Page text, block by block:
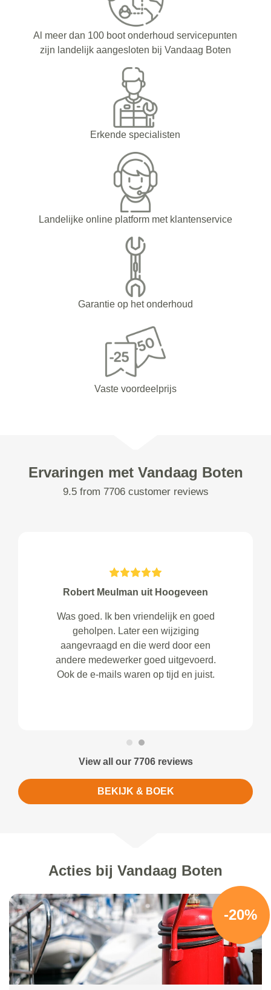
Al meer dan 100 boot onderhoud servicepunten
zijn landelijk aangesloten bij Vandaag Boten
Erkende specialisten
Landelijke online platform met klantenservice
Garantie op het onderhoud
Vaste voordeelprijs
Ervaringen met Vandaag Boten
9.5 from 7706 customer reviews
Robert Meulman uit Hoogeveen
Was goed. Ik ben vriendelijk en goed
geholpen. Later een wijziging
aangevraagd en die werd door een
andere medewerker goed uitgevoerd.
Ook de e-mails waren op tijd en juist.
View all our 7706 reviews
BEKIJK & BOEK
Acties bij Vandaag Boten
-20%